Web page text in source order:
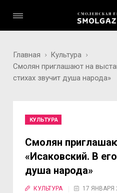
Главная
Культура
Смолян приглашают на
стихах звучит душа народа»
КУЛЬТУРА
Смолян
«Исаковский. В
душа народа»
КУЛЬТУРА 17 ЯНВАРЯ